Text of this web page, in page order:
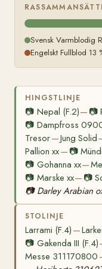
Svensk Varmblodig
Engelskt Fullblod 13
HINGSTLINJE
📷 Nepal (F.2)— 📷
📷 Dampfross
Tresor—Jung Solid
Pallion xx— 📷
📷 Gohanna xx—
📷 Marske xx— 📷
📷 Darley Arabian
STOLINJE
Larrami (F.4) —
📷 Gakenda III (F.4)
Messe 311170800